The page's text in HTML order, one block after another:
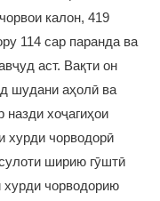
калон, 419
114 сар паранда ва
аст. Вақти он
шудани аҳолӣ ва
хоҷагиҳои
хурди чорводорӣ
ширию гӯштӣ
чорводорию